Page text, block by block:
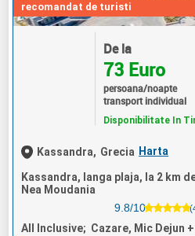
recomandat de turisti
De la
73 Euro
persoana/noapte
transport individual
Disponibilitate In
Kassandra, Grecia Harta
Kassandra, langa plaja, la 2 km
Nea Moudania
9.8/10
All Inclusive; Cazare, Mic Dejun